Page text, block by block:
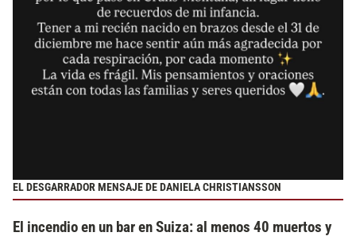
EL DESGARRADOR MENSAJE DE DANIELA CHRISTIANSSON
El incendio en un bar en Suiza: al menos 40 muertos y